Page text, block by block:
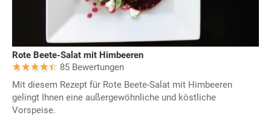
Rote Beete-Salat mit Himbeeren
85 Bewertungen
Mit diesem Rezept für Rote Beete-Salat mit Himbeeren
gelingt Ihnen eine außergewöhnliche und köstliche
Vorspeise.